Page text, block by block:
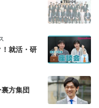
！就活・研
方集団